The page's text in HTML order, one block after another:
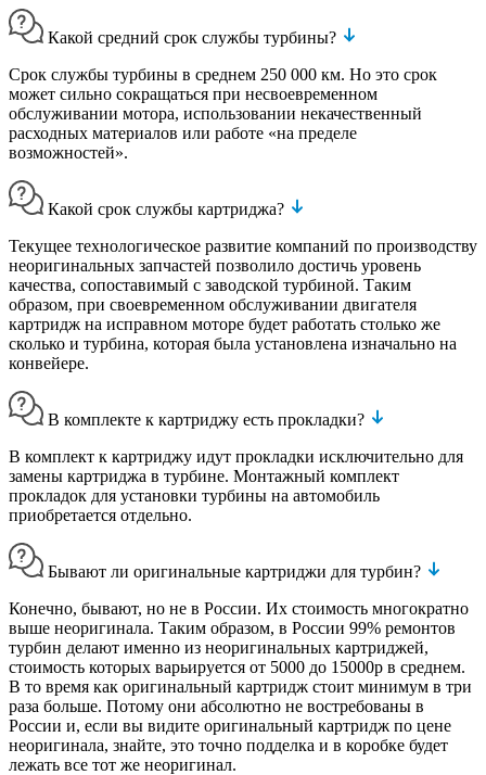
Какой средний срок службы турбины?
Срок службы турбины в среднем 250 000 км. Но это срок
может сильно сокращаться при несвоевременном
обслуживании мотора, использовании некачественный
расходных материалов или работе «на пределе
возможностей».
Какой срок службы картриджа?
Текущее технологическое развитие компаний по производству
неоригинальных запчастей позволило достичь уровень
качества, сопоставимый с заводской турбиной. Таким
образом, при своевременном обслуживании двигателя
картридж на исправном моторе будет работать столько же
сколько и турбина, которая была установлена изначально на
конвейере.
В комплекте к картриджу есть прокладки?
В комплект к картриджу идут прокладки исключительно для
замены картриджа в турбине. Монтажный комплект
прокладок для установки турбины на автомобиль
приобретается отдельно.
Бывают ли оригинальные картриджи для турбин?
Конечно, бывают, но не в России. Их стоимость многократно
выше неоригинала. Таким образом, в России 99% ремонтов
турбин делают именно из неоригинальных картриджей,
стоимость которых варьируется от 5000 до 15000р в среднем.
В то время как оригинальный картридж стоит минимум в три
раза больше. Потому они абсолютно не востребованы в
России и, если вы видите оригинальный картридж по цене
неоригинала, знайте, это точно подделка и в коробке будет
лежать все тот же неоригинал.